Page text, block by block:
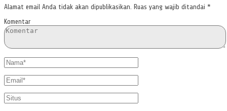
Alamat email Anda tidak akan dipublikasikan. Ruas yang wajib ditandai *
Komentar